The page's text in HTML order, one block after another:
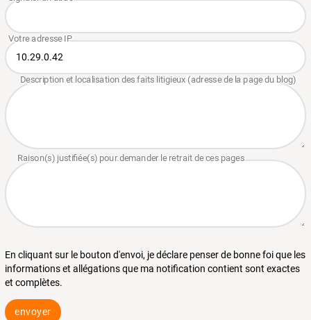
En cliquant sur le bouton d'envoi, je déclare penser de bonne foi que les
informations et allégations que ma notification contient sont exactes
et complètes.
envoyer